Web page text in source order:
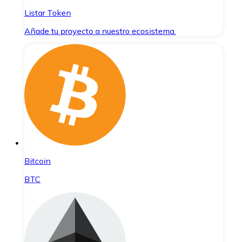
Listar Token
Añade tu proyecto a nuestro ecosistema.
Bitcoin
BTC